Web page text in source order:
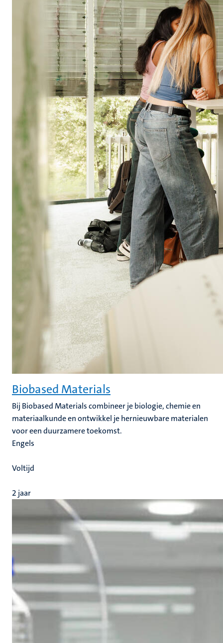
Biobased Materials
Bij Biobased Materials combineer je biologie, chemie en
materiaalkunde en ontwikkel je hernieuwbare materialen
voor een duurzamere toekomst.
Engels
Voltijd
2 jaar